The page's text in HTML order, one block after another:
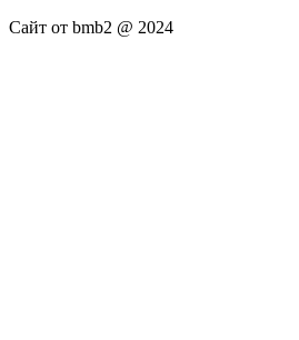
Сайт от bmb2 @ 2024